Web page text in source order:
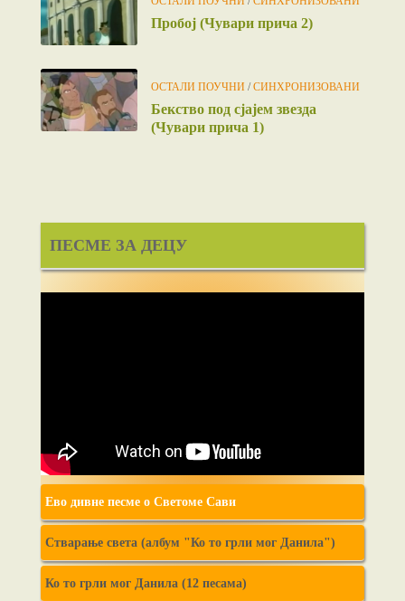
Пробој (Чувари прича 2)
ОСТАЛИ ПОУЧНИ /СИНХРОНИЗОВАНИ
Бекство под сјајем звезда
(Чувари прича 1)
ПЕСМЕ ЗА ДЕЦУ
Ево дивне песме о Светоме Сави
Стварање света (албум "Ко то грли мог Данила")
Ко то грли мог Данила (12 песама)